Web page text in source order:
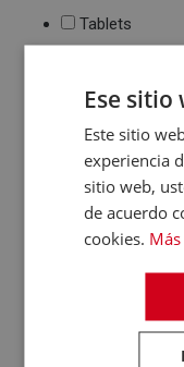
Tablets
Ebook
y láser
Multifunción
toner
Periféricos
Teclados
WebCams
Ese
Este sitio
experiencia
sitio web,
de acuerdo
cookies.